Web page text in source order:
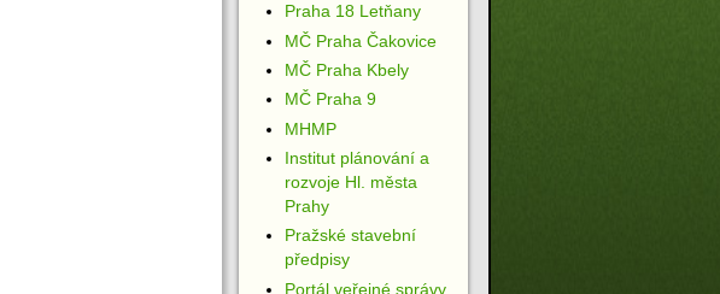
Praha 18 Letňany
MČ Praha Čakovice
MČ Praha Kbely
MČ Praha 9
MHMP
Institut plánování a
rozvoje Hl. města
Prahy
Pražské stavební
předpisy
Portál veřejné správy